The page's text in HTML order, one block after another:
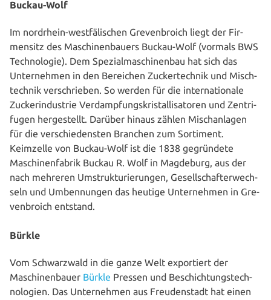
Buckau-Wolf
Im nordrhein-west­fä­li­schen Gre­ven­broich liegt der Fir­
men­sitz des Maschi­nen­bau­ers Buckau-Wolf (vormals BWS
Tech­no­lo­gie). Dem Spe­zi­al­ma­schi­nen­bau hat sich das
Unter­neh­men in den Bereichen Zucker­tech­nik und Misch­
tech­nik ver­schrie­ben. So werden für die inter­na­tio­na­le
Zucker­in­dus­trie Ver­damp­fungs­kris­tal­li­sa­to­ren und Zen­tri­
fu­gen her­ge­stellt. Darüber hinaus zählen Misch­an­la­gen
für die ver­schie­dens­ten Branchen zum Sortiment.
Keimzelle von Buckau-Wolf ist die 1838 gegrün­de­te
Maschi­nen­fa­brik Buckau R. Wolf in Magdeburg, aus der
nach mehreren Umstruk­tu­rie­run­gen, Gesell­schaf­ter­wech­
seln und Umben­nun­gen das heutige Unter­neh­men in Gre­
ven­broich entstand.
Bürkle
Vom Schwarz­wald in die ganze Welt expor­tiert der
Maschi­nen­bau­er Bürkle Pressen und Beschich­tungs­tech­
no­lo­gien. Das Unter­neh­men aus Freu­den­stadt hat einen